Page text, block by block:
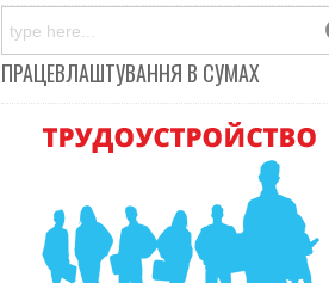
ПРАЦЕВЛАШТУВАННЯ В СУМАХ